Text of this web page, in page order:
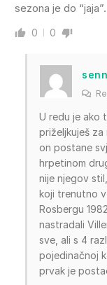
sezona je do
0 0
U redu je ako
priželjkuješ
on postane
hrpetinom
nije njegov
koji trenutno
Rosbergu
nastradali
sve, ali s 4
pojedinačnoj
prvak je